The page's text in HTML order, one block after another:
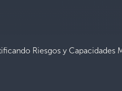
Riesgos y Capacidades